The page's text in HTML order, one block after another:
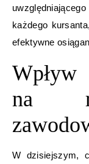
każdego
efektywne
Wpływ
na
W dzisiejszym,